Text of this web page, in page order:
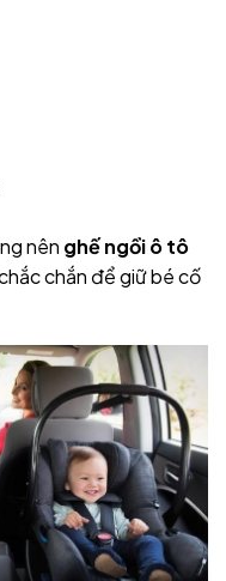
nên ghế ngồi ô tô
chắn để giữ bé cố